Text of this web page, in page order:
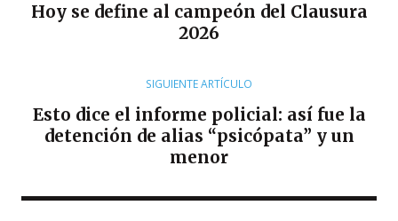
Hoy se define al campeón del Clausura
2026
SIGUIENTE ARTÍCULO
Esto dice el informe policial: así fue la
detención de alias “psicópata” y un
menor